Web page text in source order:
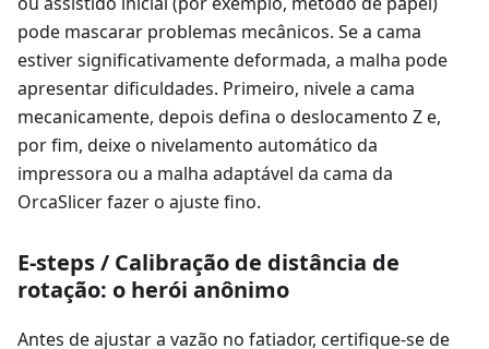
pode mascarar problemas mecânicos. Se a cama
estiver significativamente deformada, a malha pode
apresentar dificuldades. Primeiro, nivele a cama
mecanicamente, depois defina o deslocamento Z e,
por fim, deixe o nivelamento automático da
impressora ou a malha adaptável da cama da
OrcaSlicer fazer o ajuste fino.
E-steps / Calibração de distância de
rotação: o herói anônimo
Antes de ajustar a vazão no fatiador, certifique-se de